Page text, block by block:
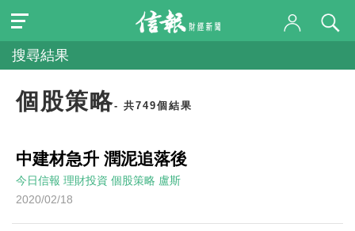
搜尋結果
個股策略- 共749個結果
中建材急升 潤泥追落後
今日信報 理財投資 個股策略 盧斯
2020/02/18